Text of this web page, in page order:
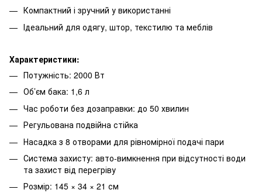
Компактний і зручний у використанні
Ідеальний для одягу, штор, текстилю та меблів
Характеристики:
Потужність: 2000 Вт
Об’єм бака: 1,6 л
Час роботи без дозаправки: до 50 хвилин
Регульована подвійна стійка
Насадка з 8 отворами для рівномірної подачі пари
Система захисту: авто-вимкнення при відсутності води
та захист від перегріву
Розмір: 145 × 34 × 21 см